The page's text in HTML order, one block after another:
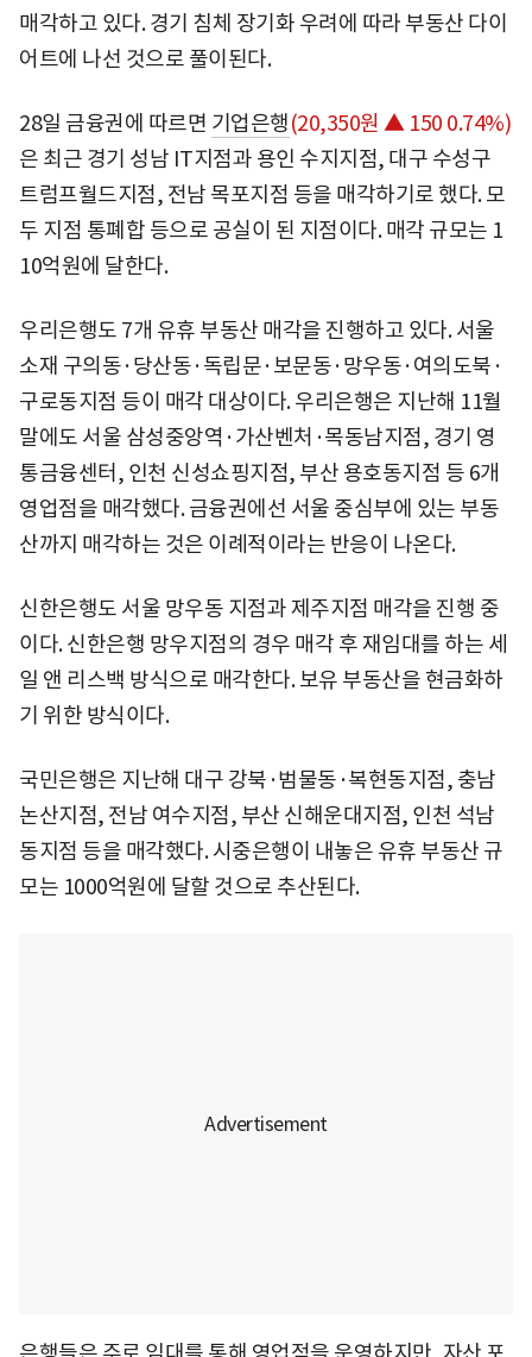
매각하고 있다. 경기 침체 장기화 우려에 따라 부동산 다이
어트에 나선 것으로 풀이된다.
28일 금융권에 따르면 기업은행(20,350원 ▲ 150 0.74%)
은 최근 경기 성남 IT지점과 용인 수지지점, 대구 수성구
트럼프월드지점, 전남 목포지점 등을 매각하기로 했다. 모
두 지점 통폐합 등으로 공실이 된 지점이다. 매각 규모는 1
10억원에 달한다.
우리은행도 7개 유휴 부동산 매각을 진행하고 있다. 서울
소재 구의동·당산동·독립문·보문동·망우동·여의도북·
구로동지점 등이 매각 대상이다. 우리은행은 지난해 11월
말에도 서울 삼성중앙역·가산벤처·목동남지점, 경기 영
통금융센터, 인천 신성쇼핑지점, 부산 용호동지점 등 6개
영업점을 매각했다. 금융권에선 서울 중심부에 있는 부동
산까지 매각하는 것은 이례적이라는 반응이 나온다.
신한은행도 서울 망우동 지점과 제주지점 매각을 진행 중
이다. 신한은행 망우지점의 경우 매각 후 재임대를 하는 세
일 앤 리스백 방식으로 매각한다. 보유 부동산을 현금화하
기 위한 방식이다.
국민은행은 지난해 대구 강북·범물동·복현동지점, 충남
논산지점, 전남 여수지점, 부산 신해운대지점, 인천 석남
동지점 등을 매각했다. 시중은행이 내놓은 유휴 부동산 규
모는 1000억원에 달할 것으로 추산된다.